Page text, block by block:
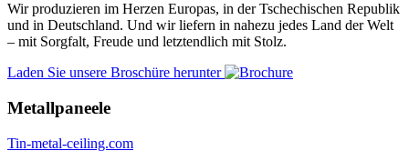
Wir produzieren im Herzen Europas, in der Tschechischen Republik
und in Deutschland. Und wir liefern in nahezu jedes Land der Welt
– mit Sorgfalt, Freude und letztendlich mit Stolz.
Laden Sie unsere Broschüre herunter
Metallpaneele
Tin-metal-ceiling.com